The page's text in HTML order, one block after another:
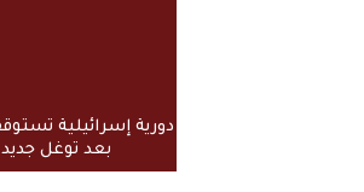
دورية إسرائيلية
بعد توغل جديد